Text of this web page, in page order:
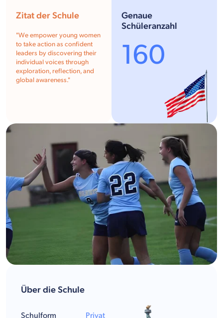
Über die Schule
Schulform Privat
Zitat der Schule
"We empower young women
to take action as confident
leaders by discovering their
individual voices through
exploration, reflection, and
global awareness."
Genaue
Schüleranzahl
160